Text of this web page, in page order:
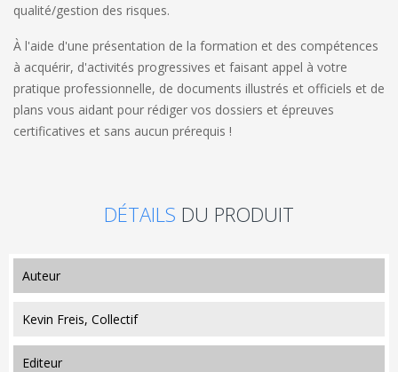
qualité/gestion des risques.
À l'aide d'une présentation de la formation et des compétences
à acquérir, d'activités progressives et faisant appel à votre
pratique professionnelle, de documents illustrés et officiels et de
plans vous aidant pour rédiger vos dossiers et épreuves
certificatives et sans aucun prérequis !
DÉTAILS DU PRODUIT
auteur
Kevin Freis, Collectif
editeur